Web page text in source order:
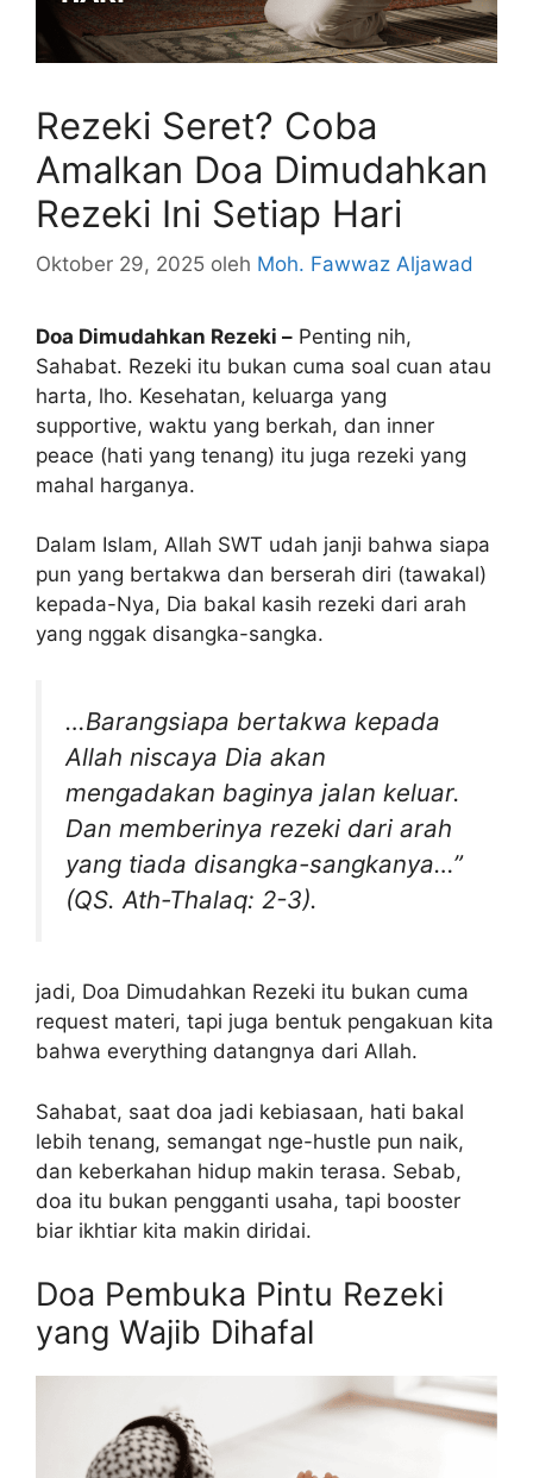
Rezeki Seret? Coba
Amalkan Doa Dimudahkan
Rezeki Ini Setiap Hari
Oktober 29, 2025 oleh Moh. Fawwaz Aljawad
Doa Dimudahkan Rezeki – Penting nih,
Sahabat. Rezeki itu bukan cuma soal cuan atau
harta, lho. Kesehatan, keluarga yang
supportive, waktu yang berkah, dan inner
peace (hati yang tenang) itu juga rezeki yang
mahal harganya.
Dalam Islam, Allah SWT udah janji bahwa siapa
pun yang bertakwa dan berserah diri (tawakal)
kepada-Nya, Dia bakal kasih rezeki dari arah
yang nggak disangka-sangka.
…Barangsiapa bertakwa kepada
Allah niscaya Dia akan
mengadakan baginya jalan keluar.
Dan memberinya rezeki dari arah
yang tiada disangka-sangkanya…”
(QS. Ath-Thalaq: 2-3).
jadi, Doa Dimudahkan Rezeki itu bukan cuma
request materi, tapi juga bentuk pengakuan kita
bahwa everything datangnya dari Allah.
Sahabat, saat doa jadi kebiasaan, hati bakal
lebih tenang, semangat nge-hustle pun naik,
dan keberkahan hidup makin terasa. Sebab,
doa itu bukan pengganti usaha, tapi booster
biar ikhtiar kita makin diridai.
Doa Pembuka Pintu Rezeki
yang Wajib Dihafal